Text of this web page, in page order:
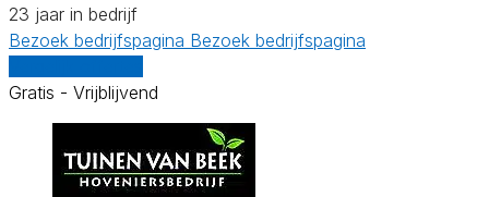
23 jaar in bedrijf
Bezoek bedrijfspagina Bezoek bedrijfspagina
Gratis - Vrijblijvend